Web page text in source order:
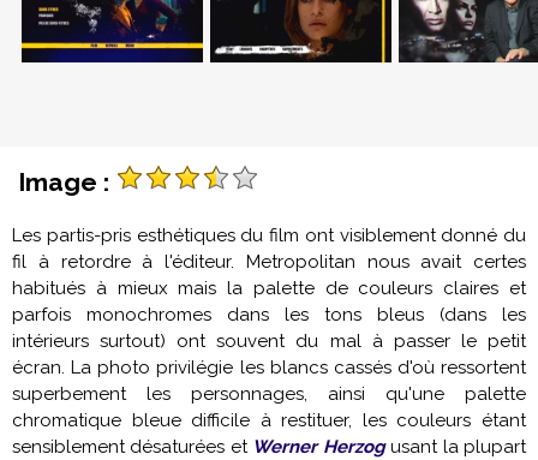
Image :
Les partis-pris esthétiques du film ont visiblement donné du
fil à retordre à l'éditeur. Metropolitan nous avait certes
habitués à mieux mais la palette de couleurs claires et
parfois monochromes dans les tons bleus (dans les
intérieurs surtout) ont souvent du mal à passer le petit
écran. La photo privilégie les blancs cassés d'où ressortent
superbement les personnages, ainsi qu'une palette
chromatique bleue difficile à restituer, les couleurs étant
sensiblement désaturées et Werner Herzogusant la plupart